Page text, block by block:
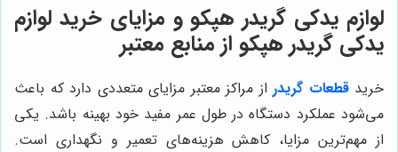
لوازم يدكى گريدر هپكو و مزایای خرید لوازم
يدكى گريدر هپكو از منابع معتبر
خریدقطعات گريدر از مراکز معتبر مزایای متعددی دارد که باعث
می‌شود عملکرد دستگاه در طول عمر مفید خود بهینه باشد. یکی
از مهم‌ترین مزایا، کاهش هزینه‌های تعمیر و نگهداری است.